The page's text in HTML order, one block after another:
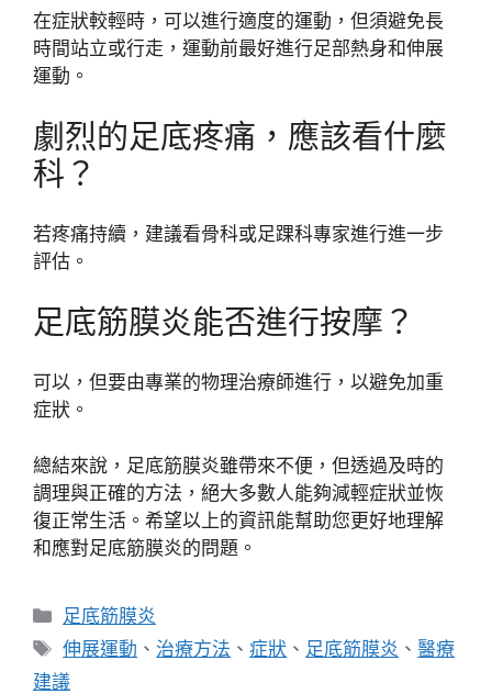
在症狀較輕時，可以進行適度的運動，但須避免長
時間站立或行走，運動前最好進行足部熱身和伸展
運動。
劇烈的足底疼痛，應該看什麼
科？
若疼痛持續，建議看骨科或足踝科專家進行進一步
評估。
足底筋膜炎能否進行按摩？
可以，但要由專業的物理治療師進行，以避免加重
症狀。
總結來說，足底筋膜炎雖帶來不便，但透過及時的
調理與正確的方法，絕大多數人能夠減輕症狀並恢
復正常生活。希望以上的資訊能幫助您更好地理解
和應對足底筋膜炎的問題。
分
類
足底筋膜炎
標
籤
伸展運動 、 治療方法 、症狀 、 足底筋膜炎 、醫療
建議